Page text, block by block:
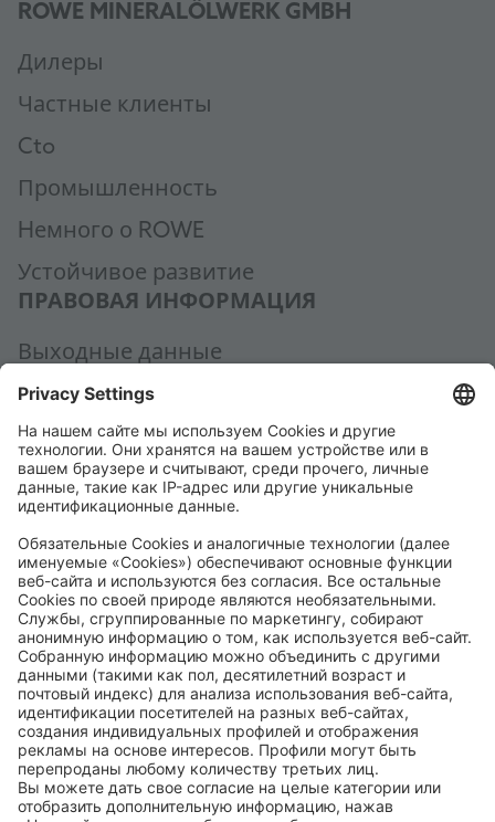
ROWE MINERALÖLWERK GMBH
Дилеры
Частные клиенты
Cto
Промышленность
Hемного о ROWE
Устойчивое развитие
ПРАВОВАЯ ИНФОРМАЦИЯ
Выходные данные
Политика конфиденциальности
Общие условия заключения сделки
Общие условия приобретения
Code of Conduct
Accessibility Statement
ROWE SOCIAL
СЕРТИФИЦИРОВАНО